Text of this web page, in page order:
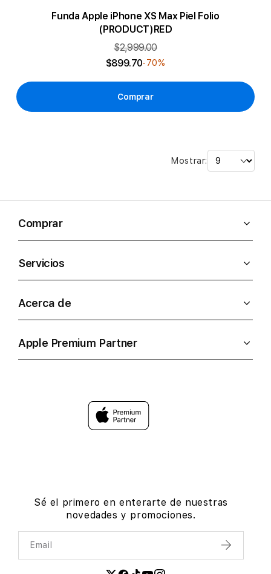
Funda Apple iPhone XS Max Piel Folio
(PRODUCT)RED
$2,999.00
$899.70-70%
Comprar
Mostrar:
Comprar
Servicios
Acerca de
Apple Premium Partner
Sé el primero en enterarte de nuestras
novedades y promociones.
Email